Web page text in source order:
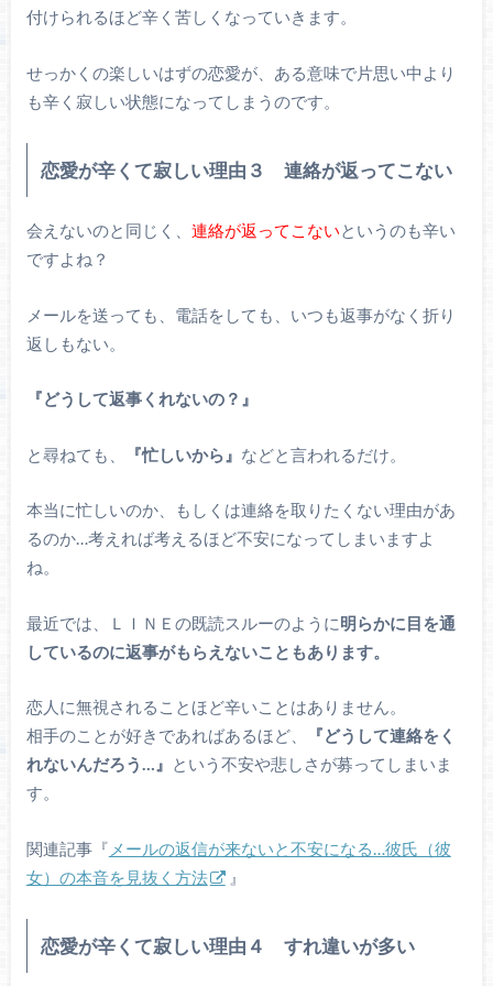
付けられるほど辛く苦しくなっていきます。
せっかくの楽しいはずの恋愛が、ある意味で片思い中より
も辛く寂しい状態になってしまうのです。
恋愛が辛くて寂しい理由３ 連絡が返ってこない
会えないのと同じく、 連絡が返ってこないというのも辛い
ですよね？
メールを送っても、電話をしても、いつも返事がなく折り
返しもない。
『どうして返事くれないの？』
と尋ねても、 『忙しいから』 などと言われるだけ。
本当に忙しいのか、もしくは連絡を取りたくない理由があ
るのか…考えれば考えるほど不安になってしまいますよ
ね。
最近では、ＬＩＮＥの既読スルーのように明らかに目を通
しているのに返事がもらえないこともあります。
恋人に無視されることほど辛いことはありません。
相手のことが好きであればあるほど、
『どうして連絡をく
れないんだろう…』 という不安や悲しさが募ってしまいま
す。
関連記事『 メールの返信が来ないと不安になる…彼氏（彼
女）の本音を見抜く方法
』
恋愛が辛くて寂しい理由４ すれ違いが多い